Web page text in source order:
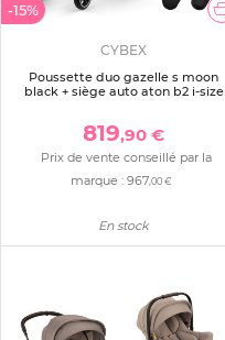
-15%
CYBEX
Poussette duo gazelle s moon
black + siège auto aton b2 i-size
819,90 €
Prix de vente conseillé par la
marque :967,00 €
En stock